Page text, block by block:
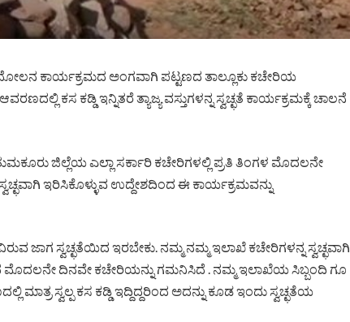
ಕಾರ್ಯಕ್ರಮದ ಅಂಗವಾಗಿ ಪಟ್ಟಣದ ತಾಲ್ಲೂಕು ಕಚೇರಿಯ
ಕಸ ಕಡ್ಡಿ ಇನ್ನಿತರೆ ತ್ಯಾಜ್ಯ ವಸ್ತುಗಳನ್ನ ಸ್ವಚ್ಛತೆ ಕಾರ್ಯಕ್ರಮಕ್ಕೆ ಚಾಲನೆ
ಜಿಲ್ಲೆಯ ಎಲ್ಲಾ ಸರ್ಕಾರಿ ಕಚೇರಿಗಳಲ್ಲಿ ಪ್ರತಿ ತಿಂಗಳ ಮೊದಲನೇ
ಇರಿಸಿಕೊಳ್ಳುವ ಉದ್ದೇಶದಿಂದ ಈ ಕಾರ್ಯಕ್ರಮವನ್ನು
ಜಾಗ ಸ್ವಚ್ಛತೆಯಿದ ಇರಬೇಕು. ನಮ್ಮ ನಮ್ಮ ಇಲಾಖೆ ಕಚೇರಿಗಳನ್ನ ಸ್ವಚ್ಛವಾಗಿ
ಮೊದಲನೇ ದಿನವೇ ಕಚೇರಿಯನ್ನು ಗಮನಿಸಿದೆ . ನಮ್ಮ ಇಲಾಖೆಯ ಸಿಬ್ಬಂದಿ ಗೂ
ಮಾತ್ರ ಸ್ವಲ್ಪ ಕಸ ಕಡ್ಡಿ ಇದ್ದಿದ್ದರಿಂದ ಅದನ್ನು ಕೂಡ ಇಂದು ಸ್ವಚ್ಛತೆಯ